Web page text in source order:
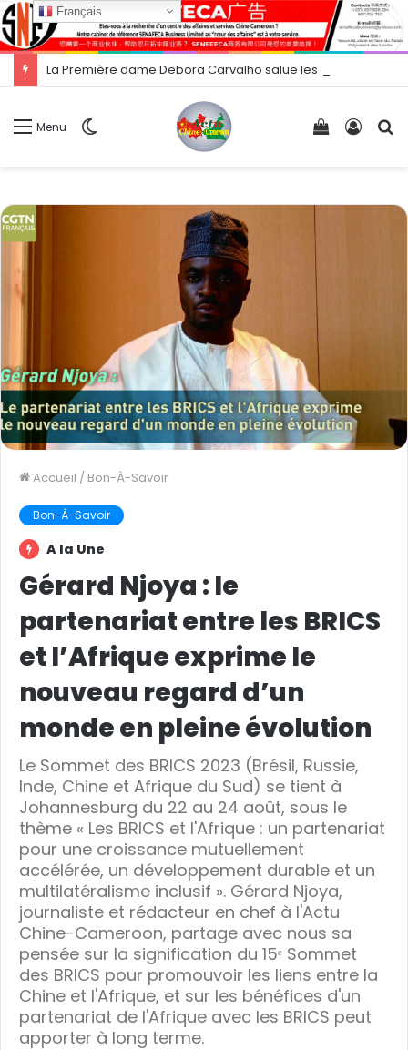
Menu
Voir
Accueil / Bon-À-Savoir
Bon-À-Savoir
A la Une
Gérard Njoya : le
partenariat entre les BRICS
et l’Afrique exprime le
nouveau regard d’un
monde en pleine évolution
Le Sommet des BRICS 2023 (Brésil, Russie,
Inde, Chine et Afrique du Sud) se tient à
Johannesburg du 22 au 24 août, sous le
thème « Les BRICS et l'Afrique : un partenariat
pour une croissance mutuellement
accélérée, un développement durable et un
multilatéralisme inclusif ». Gérard Njoya,
journaliste et rédacteur en chef à l'Actu
Chine-Cameroon, partage avec nous sa
pensée sur la signification du 15ᵉ Sommet
des BRICS pour promouvoir les liens entre la
Chine et l'Afrique, et sur les bénéfices d'un
partenariat de l'Afrique avec les BRICS peut
apporter à long terme.
Français